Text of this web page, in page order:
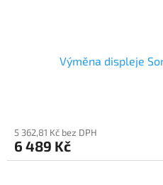
Výměna displeje
5 362,81 Kč bez DPH
6 489 Kč